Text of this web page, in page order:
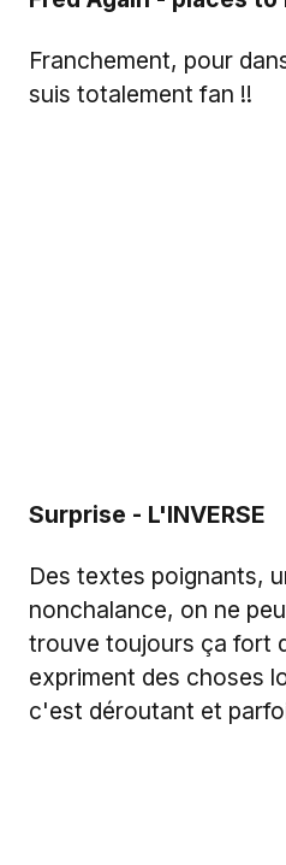
Franchement, pour
suis totalement fan !!
Surprise - L'INVERSE
Des textes poignants,
nonchalance, on ne
trouve toujours ça fort
expriment des choses
c'est déroutant et